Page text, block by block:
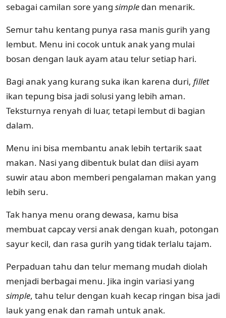
sebagai camilan sore yang simple dan menarik.
Semur tahu kentang punya rasa manis gurih yang
lembut. Menu ini cocok untuk anak yang mulai
bosan dengan lauk ayam atau telur setiap hari.
Bagi anak yang kurang suka ikan karena duri, fillet
ikan tepung bisa jadi solusi yang lebih aman.
Teksturnya renyah di luar, tetapi lembut di bagian
dalam.
Menu ini bisa membantu anak lebih tertarik saat
makan. Nasi yang dibentuk bulat dan diisi ayam
suwir atau abon memberi pengalaman makan yang
lebih seru.
Tak hanya menu orang dewasa, kamu bisa
membuat capcay versi anak dengan kuah, potongan
sayur kecil, dan rasa gurih yang tidak terlalu tajam.
Perpaduan tahu dan telur memang mudah diolah
menjadi berbagai menu. Jika ingin variasi yang
simple, tahu telur dengan kuah kecap ringan bisa jadi
lauk yang enak dan ramah untuk anak.